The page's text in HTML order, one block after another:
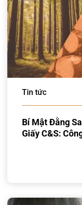
Tin tức
Bí Mật Đằng
Giấy C&S: